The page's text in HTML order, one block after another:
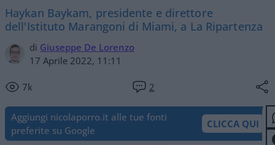
Haykan Baykam, presidente e direttore
dell'Istituto Marangoni di Miami, a La Ripartenza
di Giuseppe De Lorenzo
17 Aprile 2022, 11:11
7k 2
Aggiungi nicolaporro.it alle tue fonti
preferite su Google
CLICCA QUI